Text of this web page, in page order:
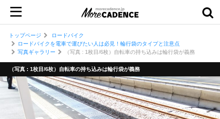
トップページ
ロードバイク
ロードバイクを電車で運びたい人は必見！輪行袋のタイプと注意点
写真ギャラリー
（写真 : 1枚目/6枚）自転車の持ち込みは輪行袋が義務
（写真 : 1枚目/6枚）自転車の持ち込みは輪行袋が義務